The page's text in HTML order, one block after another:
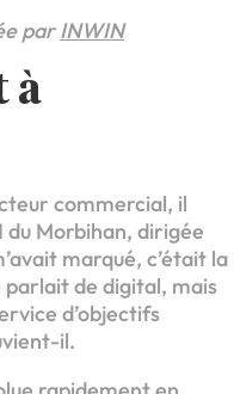
parINWIN
à
commercial, il
du Morbihan, dirigée
marqué, c’était la
de digital, mais
d’objectifs
il.